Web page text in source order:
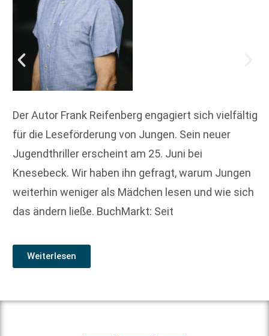
Der Autor Frank Reifenberg engagiert sich vielfältig
für die Leseförderung von Jungen. Sein neuer
Jugendthriller erscheint am 25. Juni bei
Knesebeck. Wir haben ihn gefragt, warum Jungen
weiterhin weniger als Mädchen lesen und wie sich
das ändern ließe. BuchMarkt: Seit
Weiterlesen